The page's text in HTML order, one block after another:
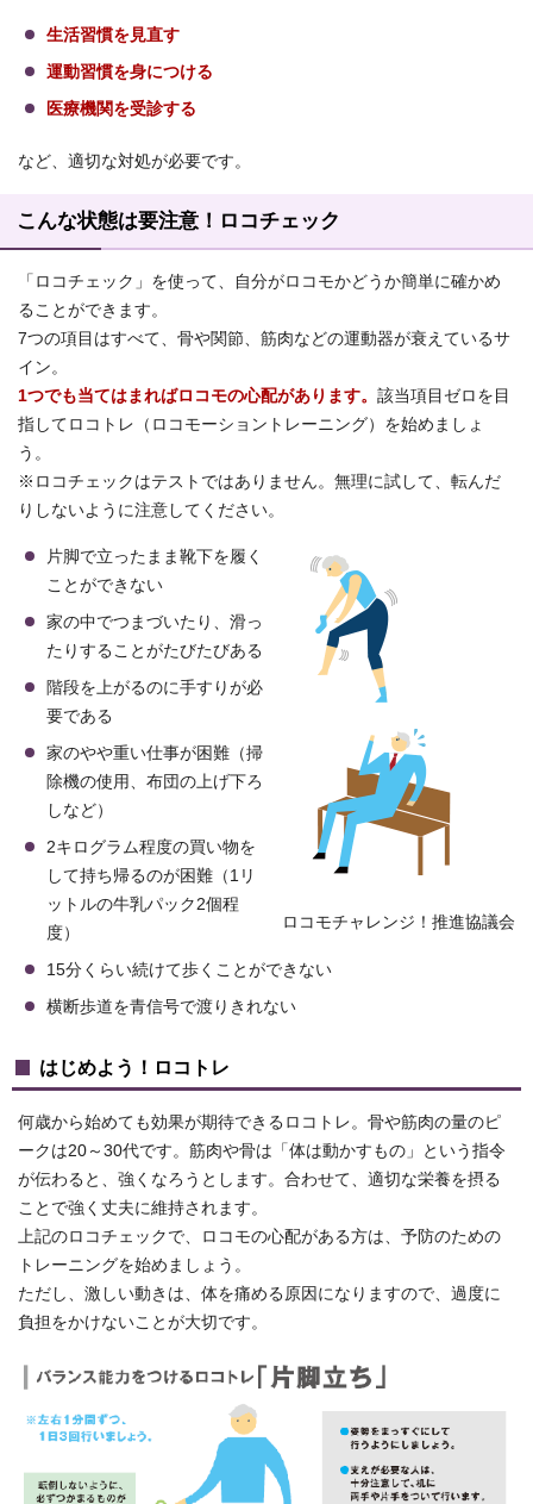
生活習慣を見直す
運動習慣を身につける
医療機関を受診する
など、適切な対処が必要です。
こんな状態は要注意！ロコチェック
「ロコチェック」を使って、自分がロコモかどうか簡単に確かめ
ることができます。
7つの項目はすべて、骨や関節、筋肉などの運動器が衰えているサ
イン。
1つでも当てはまればロコモの心配があります。 該当項目ゼロを目
指してロコトレ（ロコモーショントレーニング）を始めましょ
う。
※ロコチェックはテストではありません。無理に試して、転んだ
りしないように注意してください。
ロコモチャレンジ！推進協議会
片脚で立ったまま靴下を履く
ことができない
家の中でつまづいたり、滑っ
たりすることがたびたびある
階段を上がるのに手すりが必
要である
家のやや重い仕事が困難（掃
除機の使用、布団の上げ下ろ
しなど）
2キログラム程度の買い物を
して持ち帰るのが困難（1リ
ットルの牛乳パック2個程
度）
15分くらい続けて歩くことができない
横断歩道を青信号で渡りきれない
はじめよう！ロコトレ
何歳から始めても効果が期待できるロコトレ。骨や筋肉の量のピ
ークは20～30代です。筋肉や骨は「体は動かすもの」という指令
が伝わると、強くなろうとします。合わせて、適切な栄養を摂る
ことで強く丈夫に維持されます。
上記のロコチェックで、ロコモの心配がある方は、予防のための
トレーニングを始めましょう。
ただし、激しい動きは、体を痛める原因になりますので、過度に
負担をかけないことが大切です。